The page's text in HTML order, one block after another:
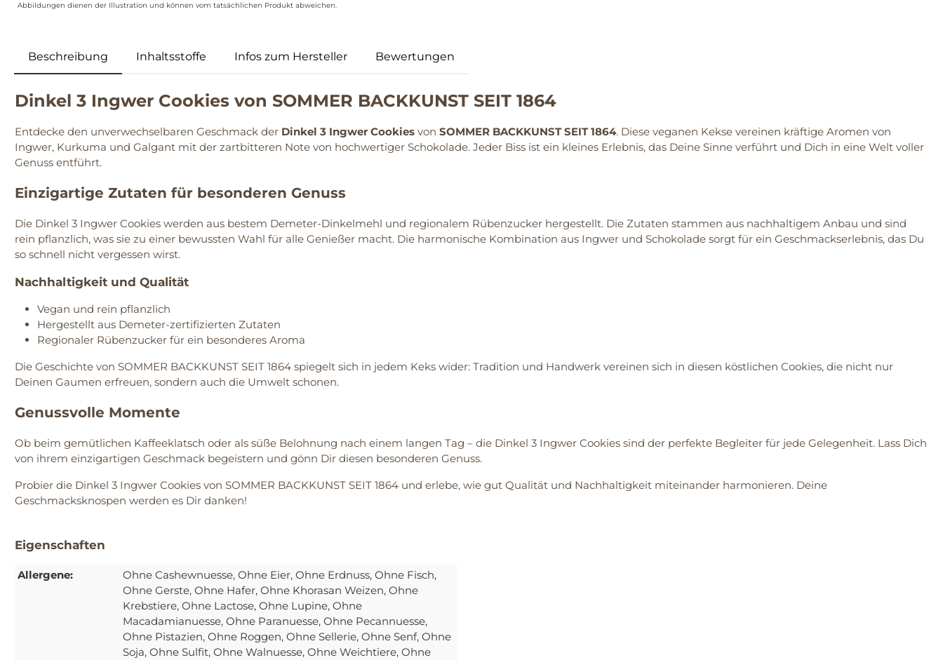
Abbildungen dienen der Illustration und können vom tatsächlichen Produkt abweichen.
Beschreibung Inhaltsstoffe Infos zum Hersteller Bewertungen
Dinkel 3 Ingwer Cookies von SOMMER BACKKUNST SEIT 1864
Entdecke den unverwechselbaren Geschmack der Dinkel 3 Ingwer Cookies von SOMMER BACKKUNST SEIT 1864. Diese veganen Kekse vereinen kräftige Aromen von
Ingwer, Kurkuma und Galgant mit der zartbitteren Note von hochwertiger Schokolade. Jeder Biss ist ein kleines Erlebnis, das Deine Sinne verführt und Dich in eine Welt voller
Genuss entführt.
Einzigartige Zutaten für besonderen Genuss
Die Dinkel 3 Ingwer Cookies werden aus bestem Demeter-Dinkelmehl und regionalem Rübenzucker hergestellt. Die Zutaten stammen aus nachhaltigem Anbau und sind
rein pflanzlich, was sie zu einer bewussten Wahl für alle Genießer macht. Die harmonische Kombination aus Ingwer und Schokolade sorgt für ein Geschmackserlebnis, das Du
so schnell nicht vergessen wirst.
Nachhaltigkeit und Qualität
Vegan und rein pflanzlich
Hergestellt aus Demeter-zertifizierten Zutaten
Regionaler Rübenzucker für ein besonderes Aroma
Die Geschichte von SOMMER BACKKUNST SEIT 1864 spiegelt sich in jedem Keks wider: Tradition und Handwerk vereinen sich in diesen köstlichen Cookies, die nicht nur
Deinen Gaumen erfreuen, sondern auch die Umwelt schonen.
Genussvolle Momente
Ob beim gemütlichen Kaffeeklatsch oder als süße Belohnung nach einem langen Tag – die Dinkel 3 Ingwer Cookies sind der perfekte Begleiter für jede Gelegenheit. Lass Dich
von ihrem einzigartigen Geschmack begeistern und gönn Dir diesen besonderen Genuss.
Probier die Dinkel 3 Ingwer Cookies von SOMMER BACKKUNST SEIT 1864 und erlebe, wie gut Qualität und Nachhaltigkeit miteinander harmonieren. Deine
Geschmacksknospen werden es Dir danken!
Eigenschaften
Allergene: Ohne Cashewnuesse, Ohne Eier, Ohne Erdnuss, Ohne Fisch,
Ohne Gerste, Ohne Hafer, Ohne Khorasan Weizen, Ohne
Krebstiere, Ohne Lactose, Ohne Lupine, Ohne
Macadamianuesse, Ohne Paranuesse, Ohne Pecannuesse,
Ohne Pistazien, Ohne Roggen, Ohne Sellerie, Ohne Senf, Ohne
Soja, Ohne Sulfit, Ohne Walnuesse, Ohne Weichtiere, Ohne